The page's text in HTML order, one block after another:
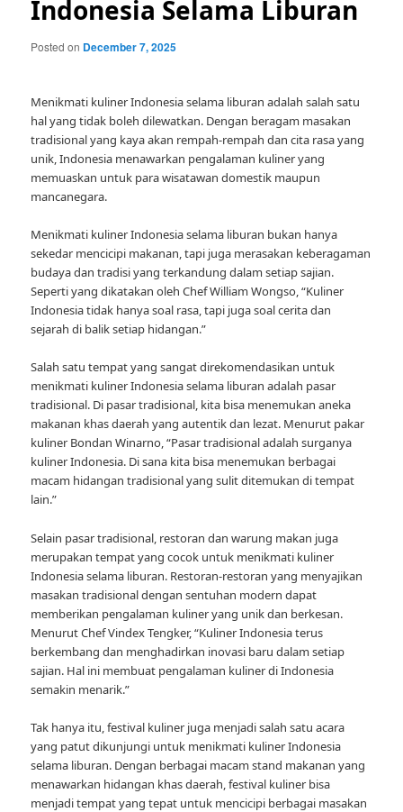
Indonesia Selama Liburan
Posted on December 7, 2025
Menikmati kuliner Indonesia selama liburan adalah salah satu
hal yang tidak boleh dilewatkan. Dengan beragam masakan
tradisional yang kaya akan rempah-rempah dan cita rasa yang
unik, Indonesia menawarkan pengalaman kuliner yang
memuaskan untuk para wisatawan domestik maupun
mancanegara.
Menikmati kuliner Indonesia selama liburan bukan hanya
sekedar mencicipi makanan, tapi juga merasakan keberagaman
budaya dan tradisi yang terkandung dalam setiap sajian.
Seperti yang dikatakan oleh Chef William Wongso, “Kuliner
Indonesia tidak hanya soal rasa, tapi juga soal cerita dan
sejarah di balik setiap hidangan.”
Salah satu tempat yang sangat direkomendasikan untuk
menikmati kuliner Indonesia selama liburan adalah pasar
tradisional. Di pasar tradisional, kita bisa menemukan aneka
makanan khas daerah yang autentik dan lezat. Menurut pakar
kuliner Bondan Winarno, “Pasar tradisional adalah surganya
kuliner Indonesia. Di sana kita bisa menemukan berbagai
macam hidangan tradisional yang sulit ditemukan di tempat
lain.”
Selain pasar tradisional, restoran dan warung makan juga
merupakan tempat yang cocok untuk menikmati kuliner
Indonesia selama liburan. Restoran-restoran yang menyajikan
masakan tradisional dengan sentuhan modern dapat
memberikan pengalaman kuliner yang unik dan berkesan.
Menurut Chef Vindex Tengker, “Kuliner Indonesia terus
berkembang dan menghadirkan inovasi baru dalam setiap
sajian. Hal ini membuat pengalaman kuliner di Indonesia
semakin menarik.”
Tak hanya itu, festival kuliner juga menjadi salah satu acara
yang patut dikunjungi untuk menikmati kuliner Indonesia
selama liburan. Dengan berbagai macam stand makanan yang
menawarkan hidangan khas daerah, festival kuliner bisa
menjadi tempat yang tepat untuk mencicipi berbagai masakan